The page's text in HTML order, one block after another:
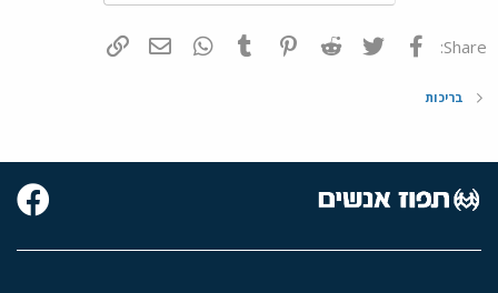
Share: פייסבוק Twitter
Reddit
Pinterest
Tumblr
WhatsAppדואר אלקטרוני
בריכות